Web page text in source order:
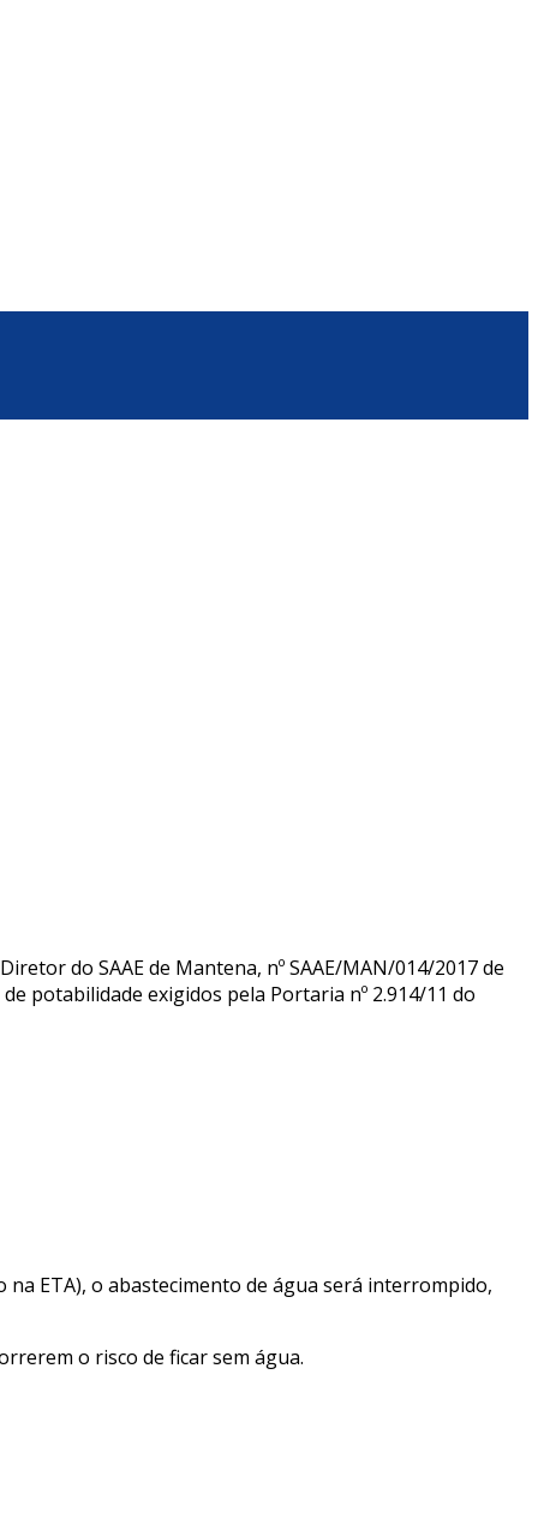
do SAAE de Mantena, nº SAAE/MAN/014/2017 de
potabilidade exigidos pela Portaria nº 2.914/11 do
ETA), o abastecimento de água será interrompido,
o risco de ficar sem água.